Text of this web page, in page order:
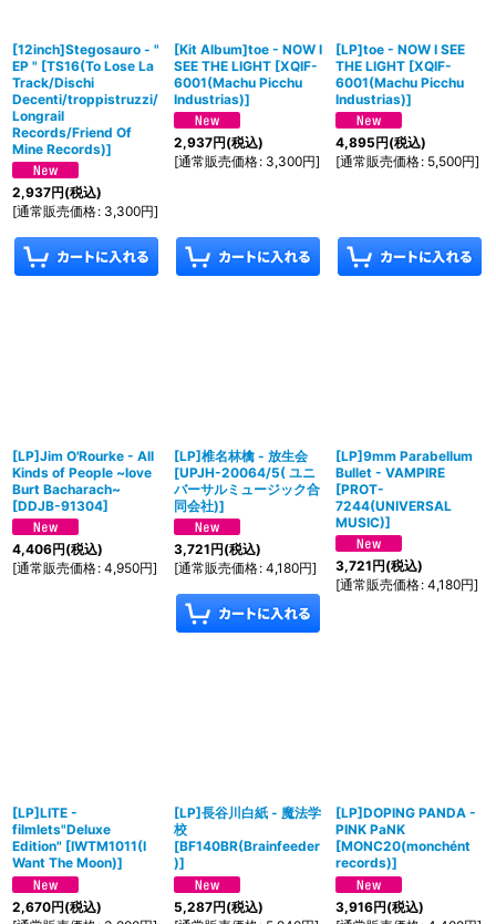
[12inch]Stegosauro - "
EP " [TS16(To Lose La
Track/Dischi
Decenti/troppistruzzi/
Longrail
Records/Friend Of
Mine Records)]
2,937円(税込)
[通常販売価格: 3,300円]
[Kit Album]toe - NOW I
SEE THE LIGHT [XQIF-
6001(Machu Picchu
Industrias)]
2,937円(税込)
[通常販売価格: 3,300円]
[LP]toe - NOW I SEE
THE LIGHT [XQIF-
6001(Machu Picchu
Industrias)]
4,895円(税込)
[通常販売価格: 5,500円]
[LP]Jim O'Rourke - All
Kinds of People ~love
Burt Bacharach~
[DDJB-91304]
4,406円(税込)
[通常販売価格: 4,950円]
[LP]椎名林檎 - 放生会
[UPJH-20064/5( ユニ
バーサルミュージック合
同会社)]
3,721円(税込)
[通常販売価格: 4,180円]
[LP]9mm Parabellum
Bullet - VAMPIRE
[PROT-
7244(UNIVERSAL
MUSIC)]
3,721円(税込)
[通常販売価格: 4,180円]
[LP]LITE -
filmlets"Deluxe
Edition" [IWTM1011(I
Want The Moon)]
2,670円(税込)
[LP]長谷川白紙 - 魔法学
校
[BF140BR(Brainfeeder
)]
5,287円(税込)
[LP]DOPING PANDA -
PINK PaNK
[MONC20(monchént
records)]
3,916円(税込)